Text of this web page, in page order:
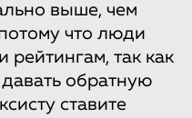
выше, чем
что люди
рейтингам, так как
обратную
ставите